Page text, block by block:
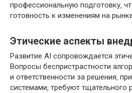
профессиональную подготовку‚
готовность к изменениям на
Этические аспекты
Развитие AI сопровождается
Вопросы беспристрастности
и ответственности за решения‚
системами‚ требуют тщательного